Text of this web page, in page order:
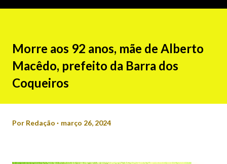
Morre aos 92 anos, mãe de Alberto
Macêdo, prefeito da Barra dos
Coqueiros
Por Redação março 26, 2024